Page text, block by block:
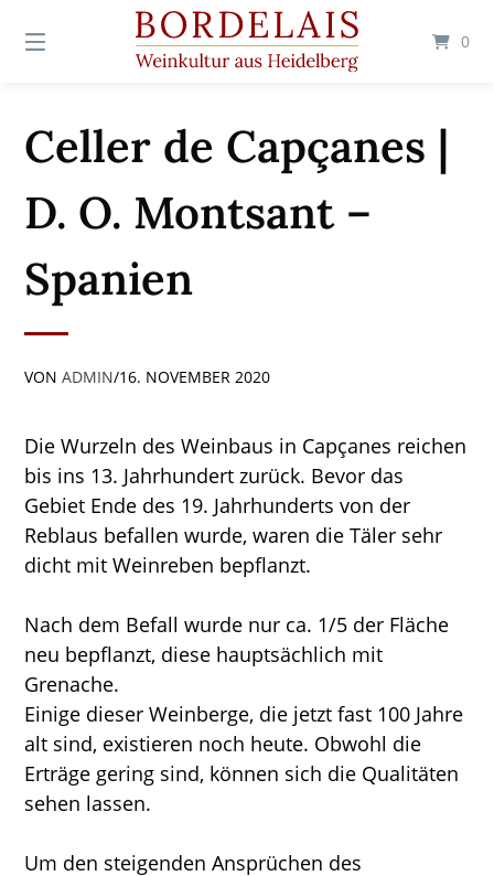
zum
0
Celler de Capçanes |
D. O. Montsant –
Spanien
VONADMIN/16. NOVEMBER 2020
Die Wurzeln des Weinbaus in Capçanes reichen
bis ins 13. Jahrhundert zurück. Bevor das
Gebiet Ende des 19. Jahrhunderts von der
Reblaus befallen wurde, waren die Täler sehr
dicht mit Weinreben bepflanzt.
Nach dem Befall wurde nur ca. 1/5 der Fläche
neu bepflanzt, diese hauptsächlich mit
Grenache.
Einige dieser Weinberge, die jetzt fast 100 Jahre
alt sind, existieren noch heute. Obwohl die
Erträge gering sind, können sich die Qualitäten
sehen lassen.
Um den steigenden Ansprüchen des